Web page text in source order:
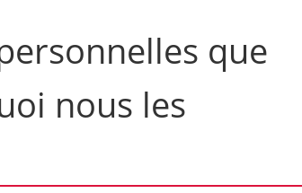
que
nous les